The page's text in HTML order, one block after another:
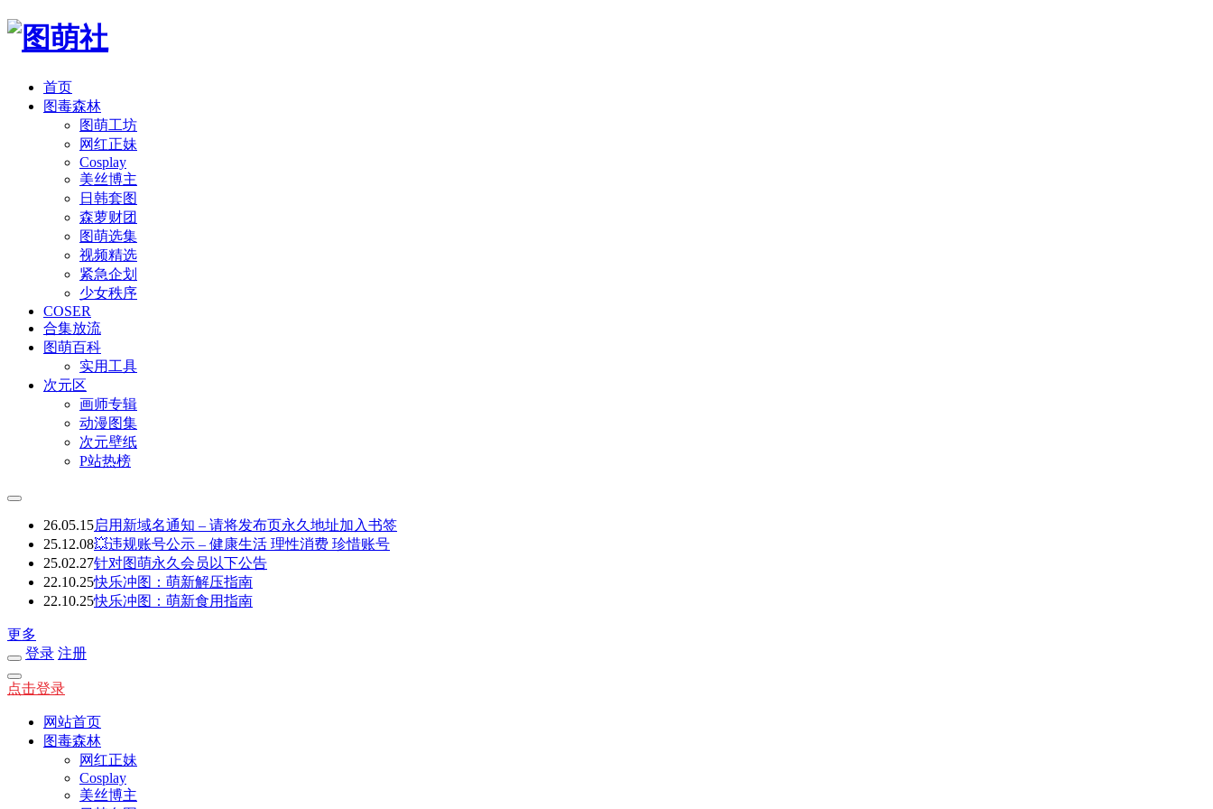
首页
图毒森林
图萌工坊
网红正妹
Cosplay
美丝博主
日韩套图
森萝财团
图萌选集
视频精选
紧急企划
少女秩序
COSER
合集放流
图萌百科
实用工具
次元区
画师专辑
动漫图集
次元壁纸
P站热榜
26.05.15启用新域名通知 – 请将发布页永久地址加入书签
25.12.08💥违规账号公示 – 健康生活 理性消费 珍惜账号
25.02.27针对图萌永久会员以下公告
22.10.25快乐冲图：萌新解压指南
22.10.25快乐冲图：萌新食用指南
更多
登录 注册
点击登录
网站首页
图毒森林
网红正妹
Cosplay
美丝博主